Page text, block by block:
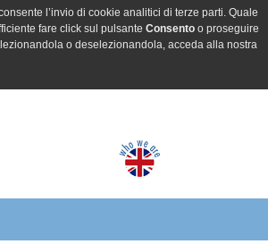
l’invio di cookie analitici di terze parti. Quale
fare click sul pulsante Consentoo proseguire
o deselezionandola, acceda alla nostra